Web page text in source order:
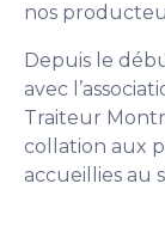
nos
Depuis le
avec
Traiteur
collation aux
accueillies au